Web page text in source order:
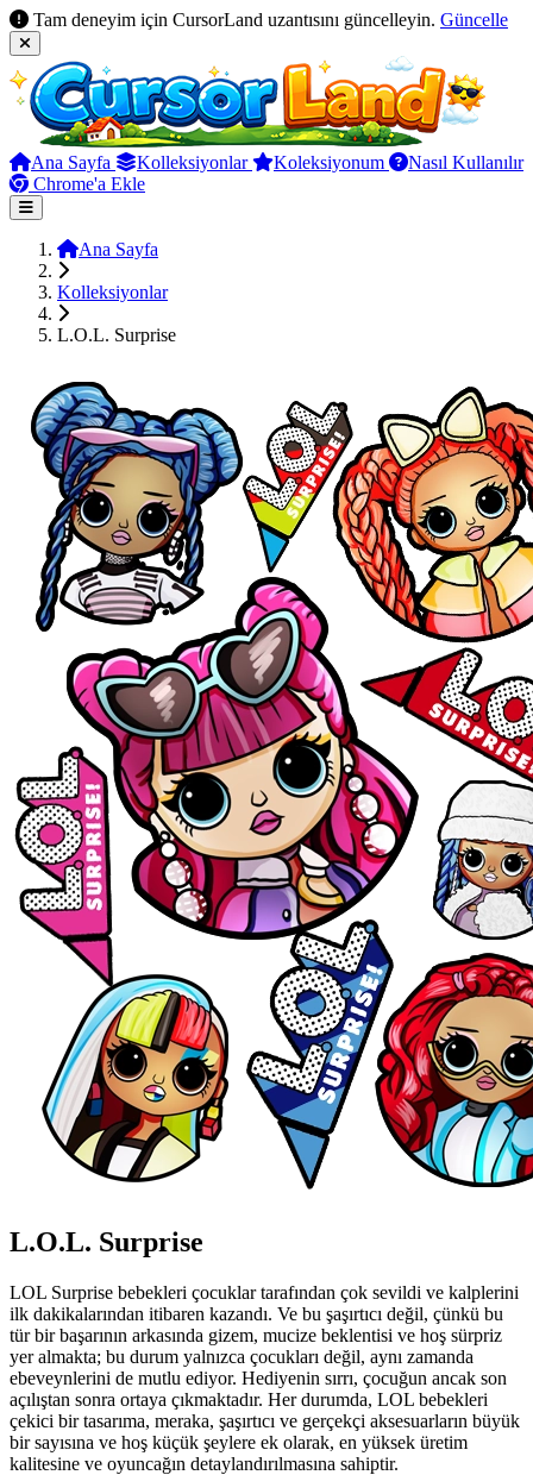
Tam deneyim için CursorLand uzantısını güncelleyin. Güncelle
Ana Sayfa Kolleksiyonlar Koleksiyonum
Nasıl Kullanılır
Chrome'a Ekle
Ana Sayfa
Kolleksiyonlar
L.O.L. Surprise
L.O.L. Surprise
LOL Surprise bebekleri çocuklar tarafından çok sevildi ve kalplerini
ilk dakikalarından itibaren kazandı. Ve bu şaşırtıcı değil, çünkü bu
tür bir başarının arkasında gizem, mucize beklentisi ve hoş sürpriz
yer almakta; bu durum yalnızca çocukları değil, aynı zamanda
ebeveynlerini de mutlu ediyor. Hediyenin sırrı, çocuğun ancak son
açılıştan sonra ortaya çıkmaktadır. Her durumda, LOL bebekleri
çekici bir tasarıma, meraka, şaşırtıcı ve gerçekçi aksesuarların büyük
bir sayısına ve hoş küçük şeylere ek olarak, en yüksek üretim
kalitesine ve oyuncağın detaylandırılmasına sahiptir.